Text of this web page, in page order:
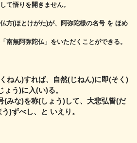
て悟りを開きません。
方(ほとけがた)が、阿弥陀様の名号 を ほめ
南無阿弥陀仏」をいただくことができる。
ねん)すれば、自然(じねん)に即(そく)
う)に入(い)る。
(みな)を称(しょう)して、大悲弘誓(だ
)ずべし、と いえり。